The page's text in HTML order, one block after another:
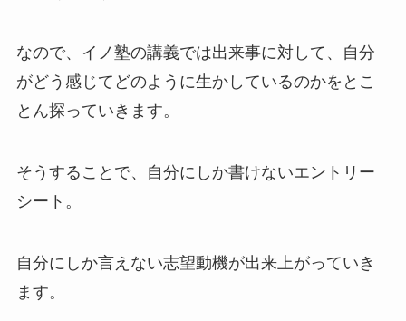
なので、イノ塾の講義では出来事に対して、自分
がどう感じてどのように生かしているのかをとこ
とん探っていきます。
そうすることで、自分にしか書けないエントリー
シート。
自分にしか言えない志望動機が出来上がっていき
ます。